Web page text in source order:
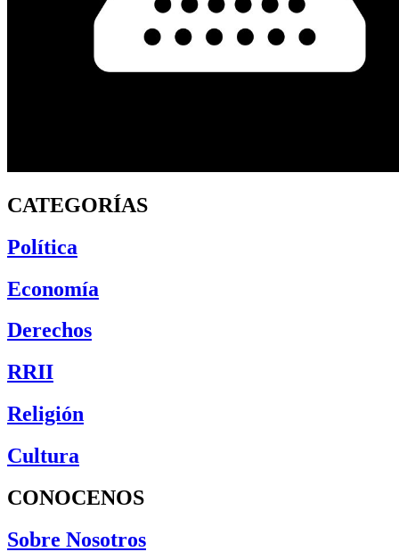
CATEGORÍAS
Política
Economía
Derechos
RRII
Religión
Cultura
CONOCENOS
Sobre Nosotros